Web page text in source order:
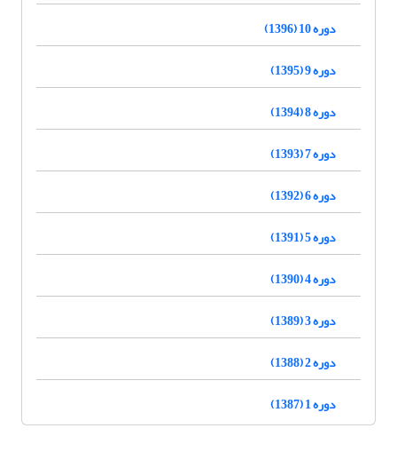
دوره 10 (1396)
دوره 9 (1395)
دوره 8 (1394)
دوره 7 (1393)
دوره 6 (1392)
دوره 5 (1391)
دوره 4 (1390)
دوره 3 (1389)
دوره 2 (1388)
دوره 1 (1387)